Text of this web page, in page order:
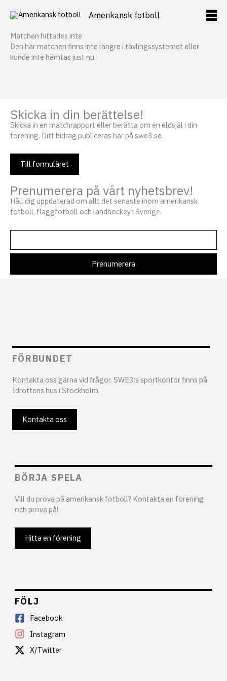
Amerikansk fotboll
Matchen hittades inte
Den här matchen finns inte längre i tävlingssystemet eller
kunde inte hämtas just nu.
Skicka in din berättelse!
Skicka in en matchrapport eller berätta om en eldsjäl i din
förening. Ditt bidrag publiceras här på swe3.se.
Till formuläret
Prenumerera på vårt nyhetsbrev!
Håll dig uppdaterad om allt det senaste inom amerikansk
fotboll, flaggfotboll och landhockey i Sverige.
FÖRBUNDET
Kontakta oss gärna vid frågor. SWE3:s sportkontor finns på
Idrottens hus i Stockholm.
Kontakta oss
BÖRJA SPELA
Vill du prova på amerikansk fotboll? Kontakta en förening
och prova på!
Hitta en förening
FÖLJ
Facebook
Instagram
X/Twitter